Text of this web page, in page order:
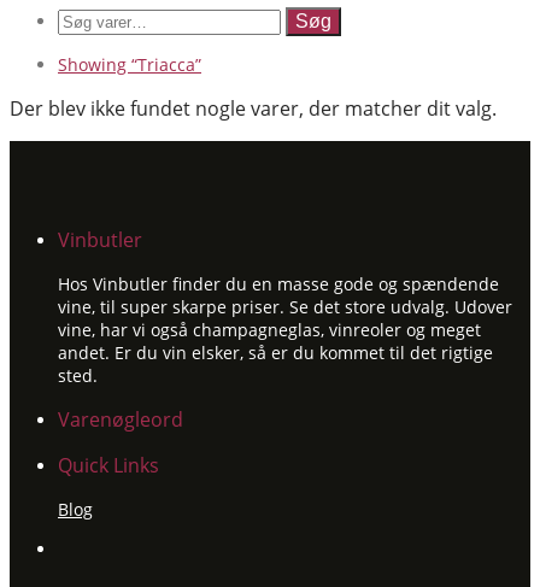
Søg
efter:
Showing “Triacca”
Der blev ikke fundet nogle varer, der matcher dit valg.
Vinbutler
Hos Vinbutler finder du en masse gode og spændende
vine, til super skarpe priser. Se det store udvalg. Udover
vine, har vi også champagneglas, vinreoler og meget
andet. Er du vin elsker, så er du kommet til det rigtige
sted.
Varenøgleord
Quick Links
Blog